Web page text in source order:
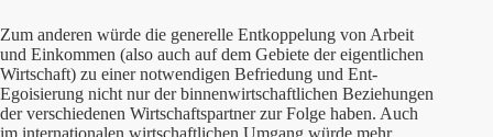
Zum anderen würde die generelle Entkoppelung von Arbeit
und Einkommen (also auch auf dem Gebiete der eigentlichen
Wirtschaft) zu einer notwendigen Befriedung und Ent-
Egoisierung nicht nur der binnenwirtschaftlichen Beziehungen
der verschiedenen Wirtschaftspartner zur Folge haben. Auch